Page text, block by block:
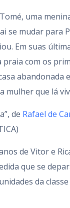
uma
se mudar para
Em suas
praia com os
abandonada
mulher que lá
de Rafael de
de Vitor e
que se
da